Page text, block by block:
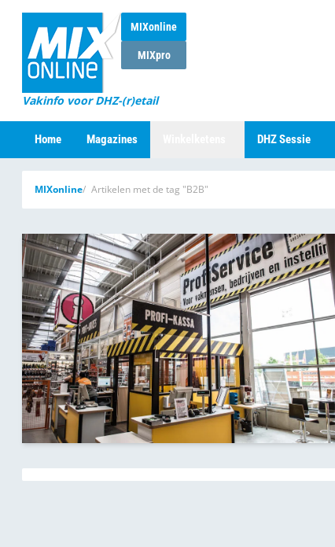
MIXonline
MIXpro
Vakinfo voor DHZ-(r)etail
Home Magazines DHZ Sessie
MIXonline Artikelen met de tag "B2B"